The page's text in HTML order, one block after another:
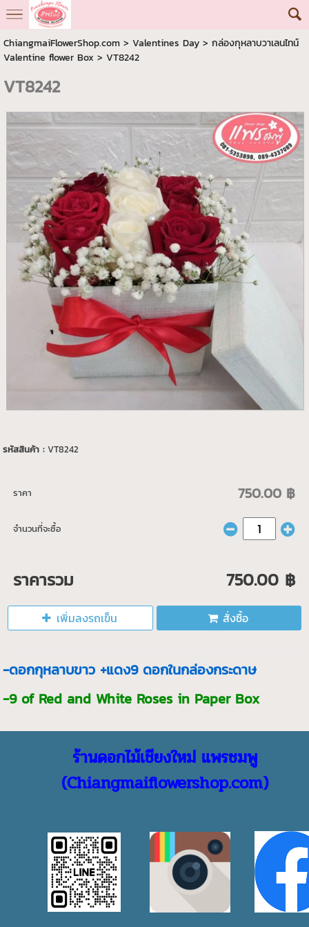
ChiangmaiFlowerShop.com> Valentines Day> กล่องกุหลาบวาเลนไทน์
Valentine flower Box > VT8242
VT8242
รหัสสินค้า :VT8242
ราคา 750.00 ฿
จำนวนที่จะซื้อ
ราคารวม 750.00 ฿
เพิ่มลงรถเข็น สั่งซื้อ
-ดอกกุหลาบขาว +แดง9 ดอกในกล่องกระดาษ
-9 of Red and White Roses in Paper Box
ร้านดอกไม้เชียงใหม่ แพรชมพู
(Chiangmaiflowershop.com)